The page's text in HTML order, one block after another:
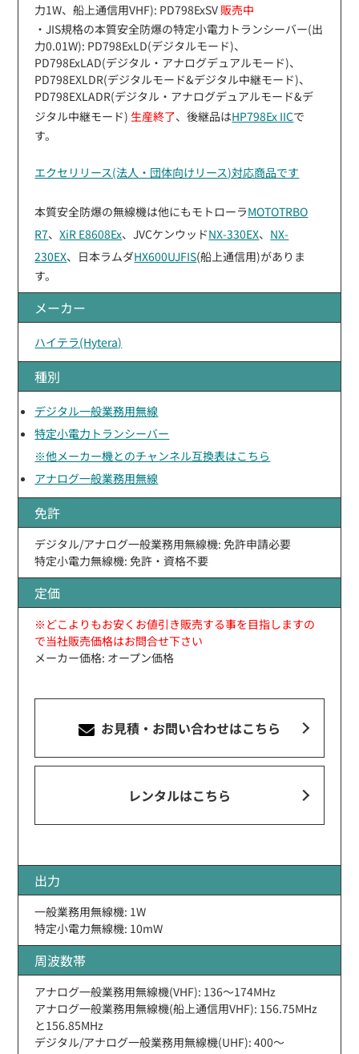
力1W、船上通信用VHF): PD798ExSV 販売中
・JIS規格の本質安全防爆の特定小電力トランシーバー(出
力0.01W): PD798ExLD(デジタルモード)、
PD798ExLAD(デジタル・アナログデュアルモード)、
PD798EXLDR(デジタルモード&デジタル中継モード)、
PD798EXLADR(デジタル・アナログデュアルモード&デ
ジタル中継モード) 生産終了、後継品はHP798Ex IICで
す。
エクセリリース(法人・団体向けリース)対応商品です
本質安全防爆の無線機は他にもモトローラMOTOTRBO
R7、XiR E8608Ex、JVCケンウッドNX-330EX、 NX-
230EX、日本ラムダHX600UJFIS(船上通信用)がありま
す。
メーカー
ハイテラ(Hytera)
種別
デジタル一般業務用無線
特定小電力トランシーバー
※他メーカー機とのチャンネル互換表はこちら
アナログ一般業務用無線
免許
デジタル/アナログ一般業務用無線機: 免許申請必要
特定小電力無線機: 免許・資格不要
定価
※どこよりもお安くお値引き販売する事を目指しますの
で当社販売価格はお問合せ下さい
メーカー価格: オープン価格
お見積・お問い合わせはこちら
レンタルはこちら
出力
一般業務用無線機: 1W
特定小電力無線機: 10mW
周波数帯
アナログ一般業務用無線機(VHF): 136〜174MHz
アナログ一般業務用無線機(船上通信用VHF): 156.75MHz
と156.85MHz
デジタル/アナログ一般業務用無線機(UHF): 400〜